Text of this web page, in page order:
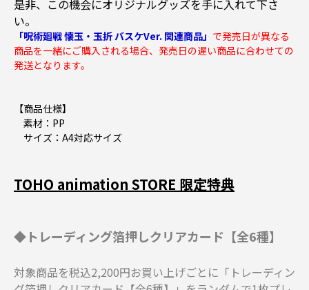
是非、この機会にオリジナルグッズを手に入れて下さ
い。
「呪術廻戦 懐玉・玉折 バスケVer. 関連商品」 で発売日が異なる
商品を一緒にご購入される場合、発売日の遅い商品に合わせての
発送となります。
【商品仕様】
素材：PP
サイズ：A4対応サイズ
TOHO animation STORE 限定特典
◆トレーディング箔押しクリアカード【全6種】
対象商品を税込2,200円お買い上げごとに「トレーディン